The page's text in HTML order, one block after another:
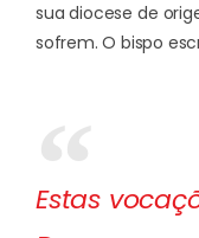
sua diocese de
sofrem. O bispo
Estas